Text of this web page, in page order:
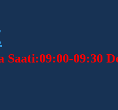
Saati:09:00-09:30